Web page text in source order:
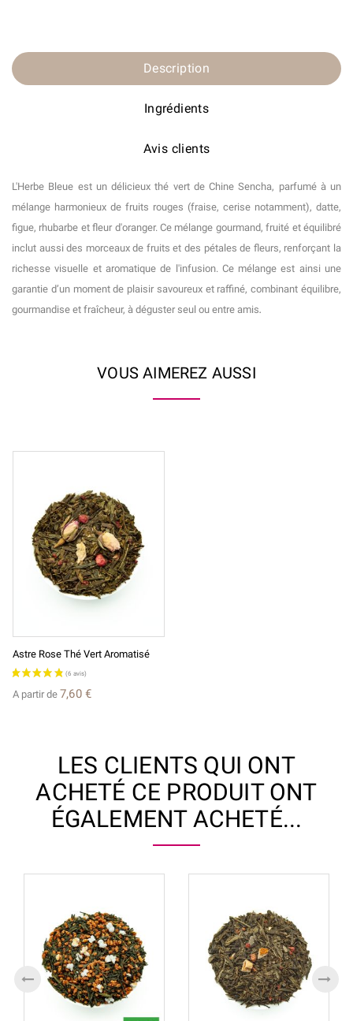
Description
Ingrédients
Avis clients
L'Herbe Bleue est un délicieux thé vert de Chine Sencha, parfumé à un
mélange harmonieux de fruits rouges (fraise, cerise notamment), datte,
figue, rhubarbe et fleur d'oranger. Ce mélange gourmand, fruité et équilibré
inclut aussi des morceaux de fruits et des pétales de fleurs, renforçant la
richesse visuelle et aromatique de l'infusion. Ce mélange est ainsi une
garantie d’un moment de plaisir savoureux et raffiné, combinant équilibre,
gourmandise et fraîcheur, à déguster seul ou entre amis.
VOUS AIMEREZ AUSSI
Astre Rose Thé Vert Aromatisé
A partir de 7,60 €
LES CLIENTS QUI ONT
ACHETÉ CE PRODUIT ONT
ÉGALEMENT ACHETÉ...